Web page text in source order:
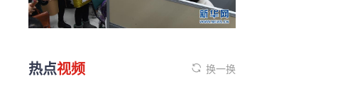
热点视频 换一换